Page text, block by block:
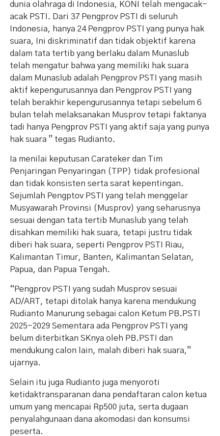
dunia olahraga di Indonesia, KONI telah mengacak-
acak PSTI. Dari 37 Pengprov PSTI di seluruh
Indonesia, hanya 24 Pengprov PSTI yang punya hak
suara, Ini diskriminatif dan tidak objektif karena
dalam tata tertib yang berlaku dalam Munaslub
telah mengatur bahwa yang memiliki hak suara
dalam Munaslub adalah Pengprov PSTI yang masih
aktif kepengurusannya dan Pengprov PSTI yang
telah berakhir kepengurusannya tetapi sebelum 6
bulan telah melaksanakan Musprov tetapi faktanya
tadi hanya Pengprov PSTI yang aktif saja yang punya
hak suara ” tegas Rudianto.
Ia menilai keputusan Carateker dan Tim
Penjaringan Penyaringan (TPP) tidak profesional
dan tidak konsisten serta sarat kepentingan.
Sejumlah Pengptov PSTI yang telah menggelar
Musyawarah Provinsi (Musprov) yang seharusnya
sesuai dengan tata tertib Munaslub yang telah
disahkan memiliki hak suara, tetapi justru tidak
diberi hak suara, seperti Pengprov PSTI Riau,
Kalimantan Timur, Banten, Kalimantan Selatan,
Papua, dan Papua Tengah.
“Pengprov PSTI yang sudah Musprov sesuai
AD/ART, tetapi ditolak hanya karena mendukung
Rudianto Manurung sebagai calon Ketum PB.PSTI
2025-2029 Sementara ada Pengprov PSTI yang
belum diterbitkan SKnya oleh PB.PSTI dan
mendukung calon lain, malah diberi hak suara,”
ujarnya.
Selain itu juga Rudianto juga menyoroti
ketidaktransparanan dana pendaftaran calon ketua
umum yang mencapai Rp500 juta, serta dugaan
penyalahgunaan dana akomodasi dan konsumsi
peserta.